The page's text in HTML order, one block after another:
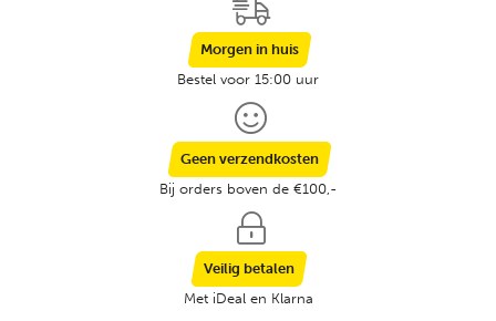
Morgen in huis
Bestel voor 15:00 uur
Geen verzendkosten
Bij orders boven de €100,-
Veilig betalen
Met iDeal en Klarna